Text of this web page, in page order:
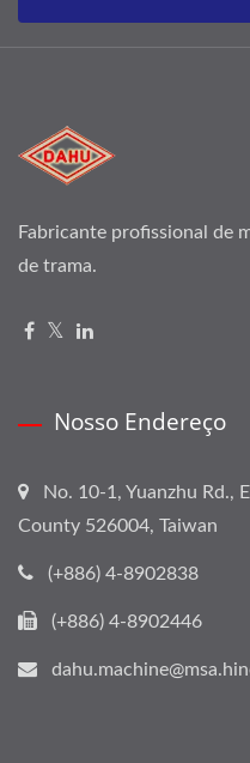
Fabricante profissional de
de trama.
Nosso Endereço
No. 10-1, Yuanzhu Rd.,
County 526004, Taiwan
(+886) 4-8902838
(+886) 4-8902446